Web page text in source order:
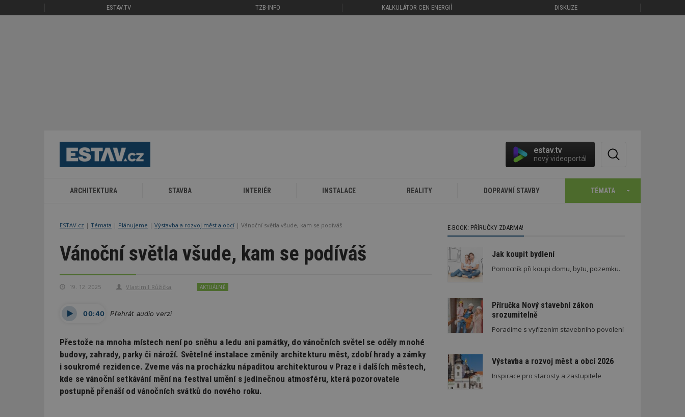
ESTAV.TV TZB-INFO KALKULÁTOR CEN ENERGIÍ DISKUZE
estav.tv
nový videoportál
ARCHITEKTURA STAVBA INTERIÉR INSTALACE REALITY DOPRAVNÍ STAVBY TÉMATA
ESTAV.cz Témata Plánujeme Výstavba a rozvoj měst a obcí Vánoční světla všude, kam se podíváš
Vánoční světla všude, kam se podíváš
19. 12. 2025 Vlastimil Růžička AKTUÁLNĚ
00:40 Přehrát audio verzi
Přestože na mnoha místech není po sněhu a ledu ani památky, do vánočních světel se oděly mnohé
budovy, zahrady, parky či nároží. Světelné instalace změnily architekturu měst, zdobí hrady a zámky
i soukromé rezidence. Zveme vás na procházku nápaditou architekturou v Praze i dalších městech,
kde se vánoční setkávání mění na festival umění s jedinečnou atmosféru, která pozorovatele
postupně přenáší od vánočních svátků do nového roku.
E-BOOK: PŘÍRUČKY ZDARMA!
Jak koupit bydlení
Pomocník při koupi domu, bytu, pozemku.
Příručka Nový stavební zákon
srozumitelně
Poradíme s vyřízením stavebního povolení
Výstavba a rozvoj měst a obcí 2026
Inspirace pro starosty a zastupitele